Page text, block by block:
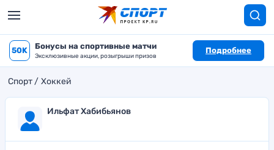
50K Бонусы на спортивные матчи
Эксклюзивные акции, розыгрыши призов
Подробнее
Спорт Хоккей
Ильфат Хабибьянов